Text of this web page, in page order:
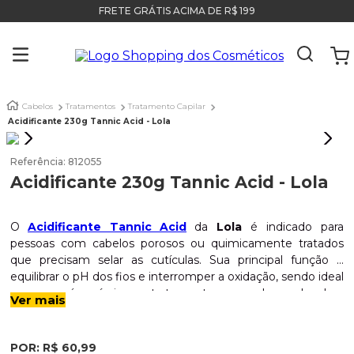
FRETE GRÁTIS ACIMA DE R$ 199
Cabelos Tratamentos
Tratamento Capilar
Acidificante 230g Tannic Acid - Lola
Referência: 812055
Acidificante 230g Tannic Acid - Lola
O Acidificante Tannic Acid da Lola é indicado para
pessoas com cabelos porosos ou quimicamente tratados
que precisam selar as cutículas. Sua principal função é
equilibrar o pH dos fios e interromper a oxidação, sendo ideal
para uso pós-química ou tratamento semanal para devolver
o brilho. O diferencial deste acidificante é reorganizar as
hídrica. A fórmula é potencializada pelo
Indicação
Indicado para cabelos porosos, com frizz ou sensibilizados
Ver mais
POR: R$ 60,99